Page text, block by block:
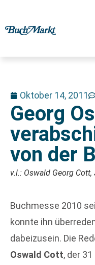
Oktober 14, 2011
Georg
von der
v.l.: Oswald Georg
Buchmesse 2010
konnte ihn
dabeizusein. Die
Oswald Cott, der